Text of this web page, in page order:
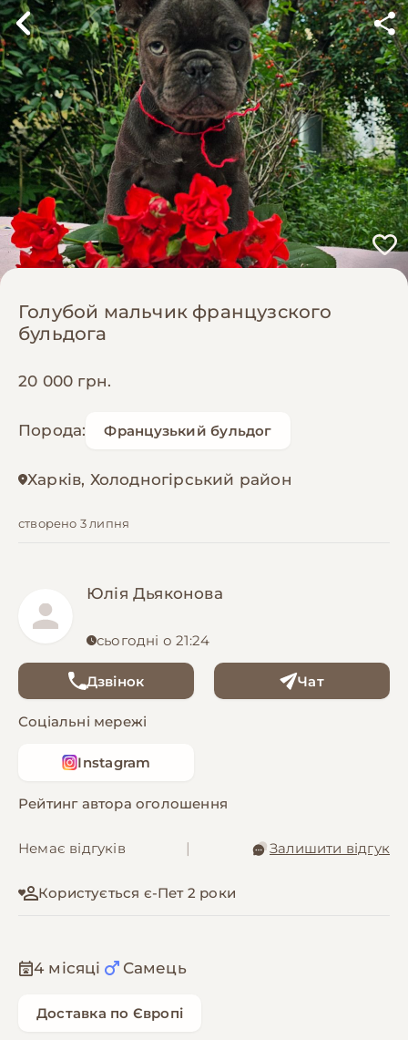
Голубой мальчик французского
бульдога
20 000 грн.
Порода: Французький бульдог
Харків, Холодногірський район
створено 3 липня
Юлія Дьяконова
сьогодні о 21:24
Дзвінок Чат
Соціальні мережі
Instagram
Рейтинг автора оголошення
Немає відгуків Залишити відгук
Користується є-Пет 2 роки
4 місяці Самець
Доставка по Європі